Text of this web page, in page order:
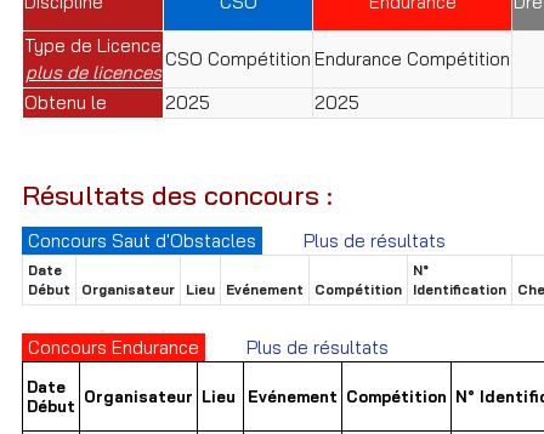
Type de Licence
plus de licences
CSO Compétition Endurance Compétition
Obtenu le
2025 2025
Résultats des concours :
Concours Saut d'Obstacles Plus de résultats
Date
Début
Organisateur Lieu Evénement Compétition
N°
Identification
Concours Endurance Plus de résultats
Date
Début Organisateur Lieu Evénement Compétition N°